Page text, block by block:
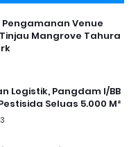
Venue
Mangrove Tahura
Logistik, Pangdam I/BB
Seluas 5.000 M²